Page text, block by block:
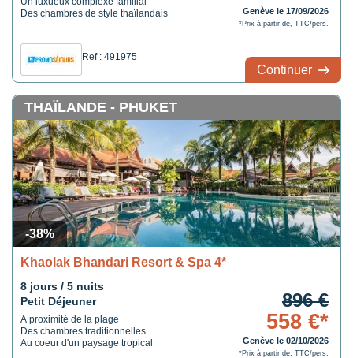
Des chambres de style thaïlandais
Ref : 491975
Genève le 17/09/2026
*Prix à partir de, TTC/pers.
Continuer
-38%
THAÏLANDE - PHUKET
Khaolak Bhandari Resort & Spa 4*
8 jours / 5 nuits
Petit Déjeuner
A proximité de la plage
Des chambres traditionnelles
Au coeur d'un paysage tropical
896 €
558 €*
Genève le 02/10/2026
*Prix à partir de, TTC/pers.